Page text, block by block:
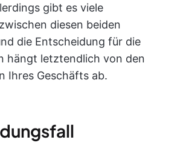
gibt es viele
diesen beiden
die Entscheidung für die
hängt letztendlich von den
Ihres Geschäfts ab.